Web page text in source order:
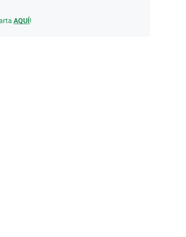
AQUÍ!